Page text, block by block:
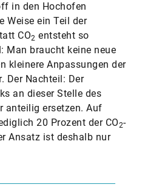
in den Hochofen
Weise ein Teil der
CO2 entsteht so
Man braucht keine neue
kleinere Anpassungen der
Der Nachteil: Der
an dieser Stelle des
anteilig ersetzen. Auf
20 Prozent der CO2-
Ansatz ist deshalb nur